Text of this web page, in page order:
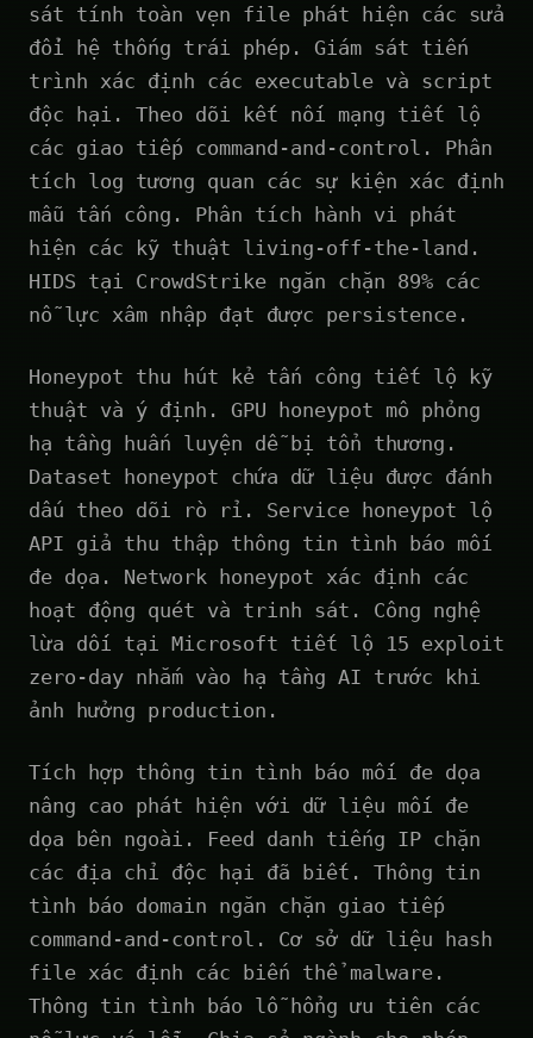
sát tính toàn vẹn file phát hiện các sửa
đổi hệ thống trái phép. Giám sát tiến
trình xác định các executable và script
độc hại. Theo dõi kết nối mạng tiết lộ
các giao tiếp command-and-control. Phân
tích log tương quan các sự kiện xác định
mẫu tấn công. Phân tích hành vi phát
hiện các kỹ thuật living-off-the-land.
HIDS tại CrowdStrike ngăn chặn 89% các
nỗ lực xâm nhập đạt được persistence.
Honeypot thu hút kẻ tấn công tiết lộ kỹ
thuật và ý định. GPU honeypot mô phỏng
hạ tầng huấn luyện dễ bị tổn thương.
Dataset honeypot chứa dữ liệu được đánh
dấu theo dõi rò rỉ. Service honeypot lộ
API giả thu thập thông tin tình báo mối
đe dọa. Network honeypot xác định các
hoạt động quét và trinh sát. Công nghệ
lừa dối tại Microsoft tiết lộ 15 exploit
zero-day nhắm vào hạ tầng AI trước khi
ảnh hưởng production.
Tích hợp thông tin tình báo mối đe dọa
nâng cao phát hiện với dữ liệu mối đe
dọa bên ngoài. Feed danh tiếng IP chặn
các địa chỉ độc hại đã biết. Thông tin
tình báo domain ngăn chặn giao tiếp
command-and-control. Cơ sở dữ liệu hash
file xác định các biến thể malware.
Thông tin tình báo lỗ hổng ưu tiên các